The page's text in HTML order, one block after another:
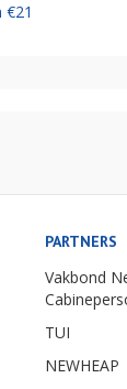
€21
PARTNERS
Vakbond
TUI
NEWHEAP